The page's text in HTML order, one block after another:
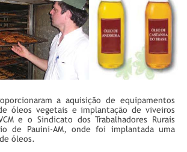
a aquisição de equipamentos
óleos vegetais e implantação de viveiros
e o Sindicato dos Trabalhadores Rurais
de Pauini-AM, onde foi implantada uma
óleos.